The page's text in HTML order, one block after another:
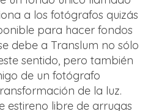
a los fotógrafos quizás
para hacer fondos
debe a Translum no sólo
sentido, pero también
de un fotógrafo
de la luz.
estireno libre de arrugas